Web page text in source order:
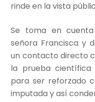
rinde en la vista
Se toma en
señora Francisca y
un contacto directo
la prueba científica
para ser reforzado
imputada y así